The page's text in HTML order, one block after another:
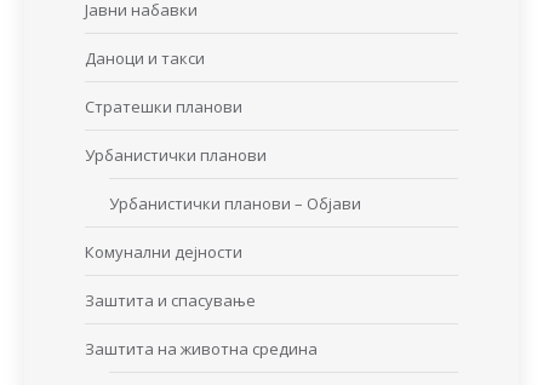
Јавни набавки
Даноци и такси
Стратешки планови
Урбанистички планови
Урбанистички планови – Објави
Комунални дејности
Заштита и спасување
Заштита на животна средина